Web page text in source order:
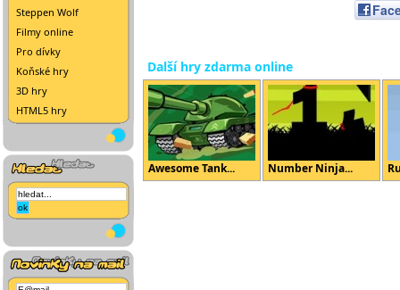
Steppen Wolf
Filmy online
Pro dívky
Koňské hry
3D hry
HTML5 hry
Další hry zdarma online
Awesome Tank... Number Ninja...